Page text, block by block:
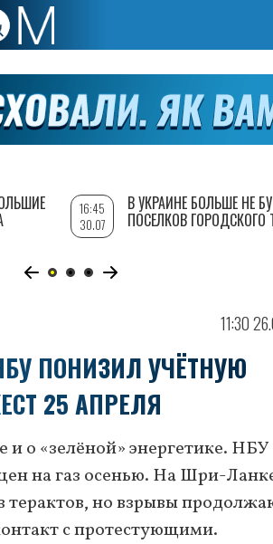
11:30
ПОНИЗИЛ УЧЁТНУЮ
25 АПРЕЛЯ
и о «зелёной» энергетике. НБУ
на газ осенью. На Шри-
но взрывы
с протестующими.
16:45
30.07
В УКРАИНЕ БОЛЬШЕ НЕ
ПОСЕЛКОВ ГОРОДСКОГО